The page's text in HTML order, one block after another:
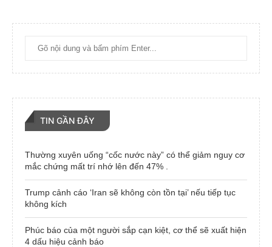
TIN GẦN ĐÂY
Thường xuyên uống “cốc nước này” có thể giảm nguy cơ
mắc chứng mất trí nhớ lên đến 47% .
Trump cảnh cáo ‘Iran sẽ không còn tồn tại’ nếu tiếp tục
không kích
Phúc báo của một người sắp cạn kiệt, cơ thể sẽ xuất hiện
4 dấu hiệu cảnh báo